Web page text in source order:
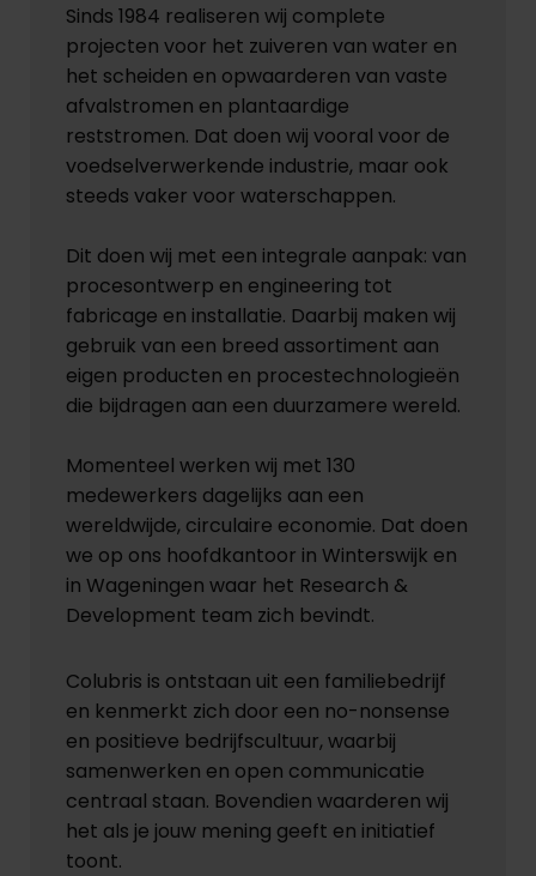
Sinds 1984 realiseren wij complete
projecten voor het zuiveren van water en
het scheiden en opwaarderen van vaste
afvalstromen en plantaardige
reststromen. Dat doen wij vooral voor de
voedselverwerkende industrie, maar ook
steeds vaker voor waterschappen.
Dit doen wij met een integrale aanpak: van
procesontwerp en engineering tot
fabricage en installatie. Daarbij maken wij
gebruik van een breed assortiment aan
eigen producten en procestechnologieën
die bijdragen aan een duurzamere wereld.
Momenteel werken wij met 130
medewerkers dagelijks aan een
wereldwijde, circulaire economie. Dat doen
we op ons hoofdkantoor in Winterswijk en
in Wageningen waar het Research &
Development team zich bevindt.
Colubris is ontstaan uit een familiebedrijf
en kenmerkt zich door een no-nonsense
en positieve bedrijfscultuur, waarbij
samenwerken en open communicatie
centraal staan. Bovendien waarderen wij
het als je jouw mening geeft en initiatief
toont.